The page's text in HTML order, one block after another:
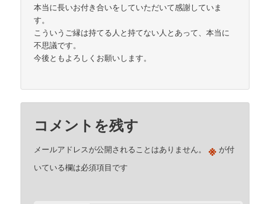
本当に長いお付き合いをしていただいて感謝していま
す。
こういうご縁は持てる人と持てない人とあって、本当に
不思議です。
今後ともよろしくお願いします。
コメントを残す
メールアドレスが公開されることはありません。 ※ が付
いている欄は必須項目です